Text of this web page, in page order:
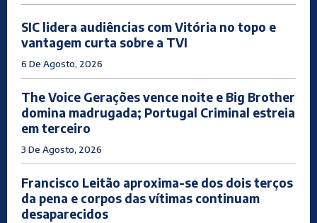
SIC lidera audiências com Vitória no topo e
vantagem curta sobre a TVI
6 De Agosto, 2026
The Voice Gerações vence noite e Big Brother
domina madrugada; Portugal Criminal estreia
em terceiro
3 De Agosto, 2026
Francisco Leitão aproxima-se dos dois terços
da pena e corpos das vítimas continuam
desaparecidos